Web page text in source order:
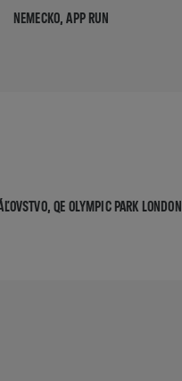
NEMECKO,APP RUN
QE OLYMPIC PARK LONDON